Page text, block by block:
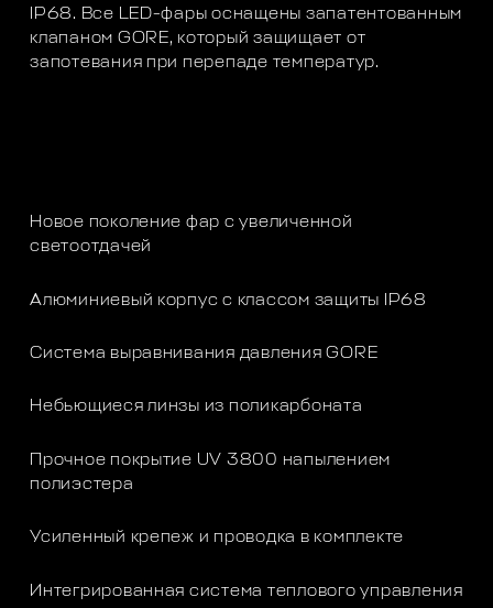
IP68. Все LED-фары оснащены запатентованным
клапаном GORE, который защищает от
запотевания при перепаде температур.
Новое поколение фар с увеличенной
светоотдачей
Алюминиевый корпус с классом защиты IP68
Система выравнивания давления GORE
Небьющиеся линзы из поликарбоната
Прочное покрытие UV 3800 напылением
полиэстера
Усиленный крепеж и проводка в комплекте
Интегрированная система теплового управления